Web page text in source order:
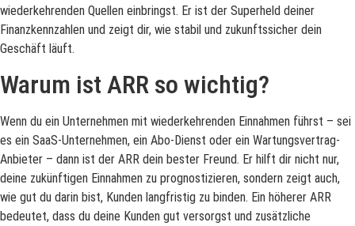
wiederkehrenden Quellen einbringst. Er ist der Superheld deiner
Finanzkennzahlen und zeigt dir, wie stabil und zukunftssicher dein
Geschäft läuft.
Warum ist ARR so wichtig?
Wenn du ein Unternehmen mit wiederkehrenden Einnahmen führst – sei
es ein SaaS-Unternehmen, ein Abo-Dienst oder ein Wartungsvertrag-
Anbieter – dann ist der ARR dein bester Freund. Er hilft dir nicht nur,
deine zukünftigen Einnahmen zu prognostizieren, sondern zeigt auch,
wie gut du darin bist, Kunden langfristig zu binden. Ein höherer ARR
bedeutet, dass du deine Kunden gut versorgst und zusätzliche